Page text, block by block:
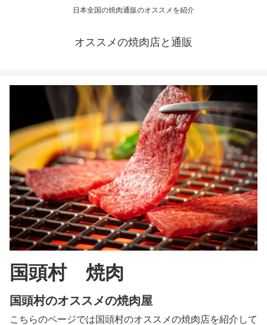
日本全国の焼肉通販のオススメを紹介
オススメの焼肉店と通販
国頭村 焼肉
国頭村のオススメの焼肉屋
こちらのページでは国頭村のオススメの焼肉店を紹介して